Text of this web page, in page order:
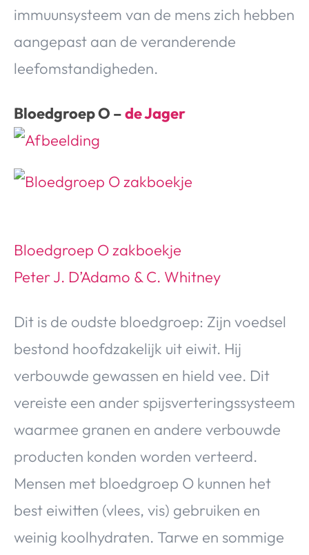
immuunsysteem van de mens zich hebben
aangepast aan de veranderende
leefomstandigheden.
Bloedgroep O –de Jager
Bloedgroep O zakboekje
Peter J. D’Adamo & C. Whitney
Dit is de oudste bloedgroep: Zijn voedsel
bestond hoofdzakelijk uit eiwit. Hij
verbouwde gewassen en hield vee. Dit
vereiste een ander spijsverteringssysteem
waarmee granen en andere verbouwde
producten konden worden verteerd.
Mensen met bloedgroep O kunnen het
best eiwitten (vlees, vis) gebruiken en
weinig koolhydraten. Tarwe en sommige